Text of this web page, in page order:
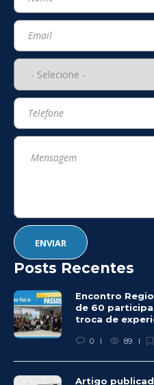
Posts Recentes
Encontro
de 60
troca de
0 89
Artigo